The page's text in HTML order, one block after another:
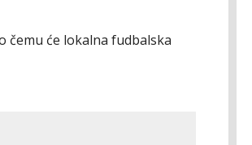
čemu će lokalna fudbalska